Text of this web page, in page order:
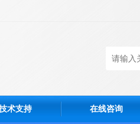
术支持 在线咨询